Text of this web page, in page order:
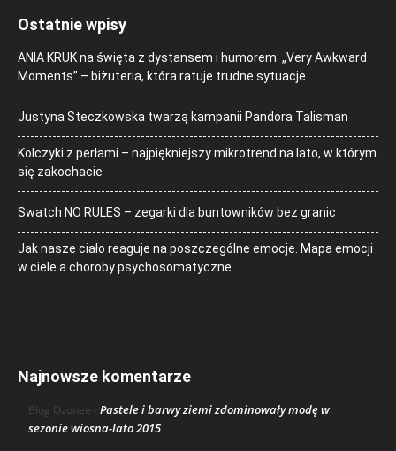
Ostatnie wpisy
ANIA KRUK na święta z dystansem i humorem: „Very Awkward
Moments” – biżuteria, która ratuje trudne sytuacje
Justyna Steczkowska twarzą kampanii Pandora Talisman
Kolczyki z perłami – najpiękniejszy mikrotrend na lato, w którym
się zakochacie
Swatch NO RULES – zegarki dla buntowników bez granic
Jak nasze ciało reaguje na poszczególne emocje. Mapa emocji
w ciele a choroby psychosomatyczne
Najnowsze komentarze
Blog Ozonee - Pastele i barwy ziemi zdominowały modę w
sezonie wiosna-lato 2015